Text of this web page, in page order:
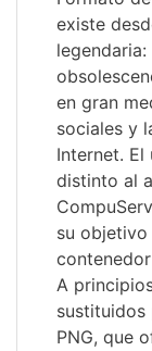
existe
en gran
sociales y
Internet.
distinto al
su
A
sustituidos
PNG, que